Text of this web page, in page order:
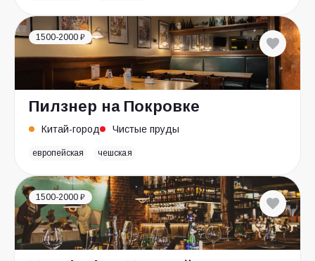
1500-2000 ₽
Пилзнер на Покровке
Китай-город Чистые пруды
европейская чешская
1500-2000 ₽